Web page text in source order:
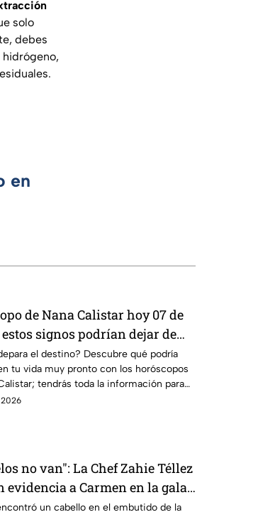
solo
debes
en
de Nana Calistar hoy 07 de
estos signos podrían dejar de
más pronto de lo que
y recibir propuestas
el destino? Descubre qué podría
tu vida muy pronto con los horóscopos
tendrás toda la información para
futuro.
no van": La Chef Zahie Téllez
evidencia a Carmen en la gala
negros de MasterChef 24/7
un cabello en el embutido de la